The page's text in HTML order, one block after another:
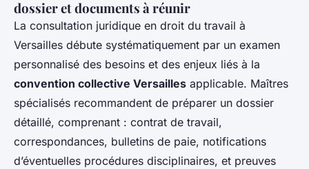
dossier et documents à réunir
La consultation juridique en droit du travail à
Versailles débute systématiquement par un examen
personnalisé des besoins et des enjeux liés à la
convention collective Versailles applicable. Maîtres
spécialisés recommandent de préparer un dossier
détaillé, comprenant : contrat de travail,
correspondances, bulletins de paie, notifications
d’éventuelles procédures disciplinaires, et preuves